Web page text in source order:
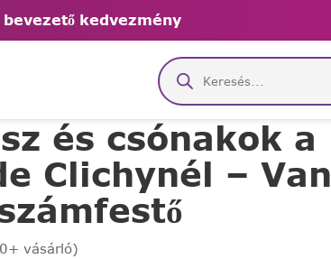
kedvezmény
és csónakok a
Clichynél – Van
vásárló)